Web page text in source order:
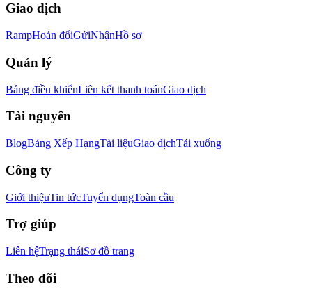
Giao dịch
RampHoán đổiGửiNhậnHồ sơ
Quản lý
Bảng điều khiểnLiên kết thanh toánGiao dịch
Tài nguyên
BlogBảng Xếp HạngTài liệuGiao dịchTải xuống
Công ty
Giới thiệuTin tứcTuyển dụngToàn cầu
Trợ giúp
Liên hệTrạng tháiSơ đồ trang
Theo dõi